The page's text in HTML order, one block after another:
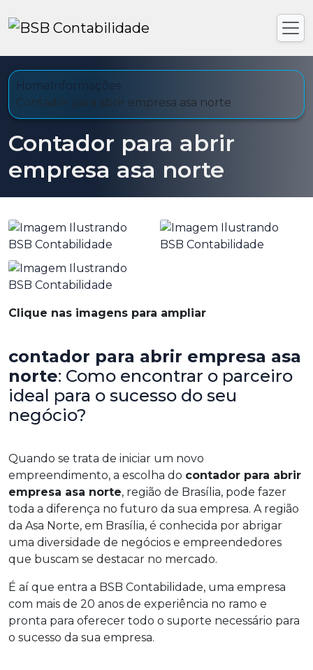
HomeInformações
Contador para abrir empresa asa norte
Contador para abrir
empresa asa norte
Clique nas imagens para ampliar
contador para abrir empresa asa
norte: Como encontrar o parceiro
ideal para o sucesso do seu
negócio?
Quando se trata de iniciar um novo
empreendimento, a escolha do contador para abrir
empresa asa norte, região de Brasília, pode fazer
toda a diferença no futuro da sua empresa. A região
da Asa Norte, em Brasília, é conhecida por abrigar
uma diversidade de negócios e empreendedores
que buscam se destacar no mercado.
É aí que entra a BSB Contabilidade, uma empresa
com mais de 20 anos de experiência no ramo e
pronta para oferecer todo o suporte necessário para
o sucesso da sua empresa.